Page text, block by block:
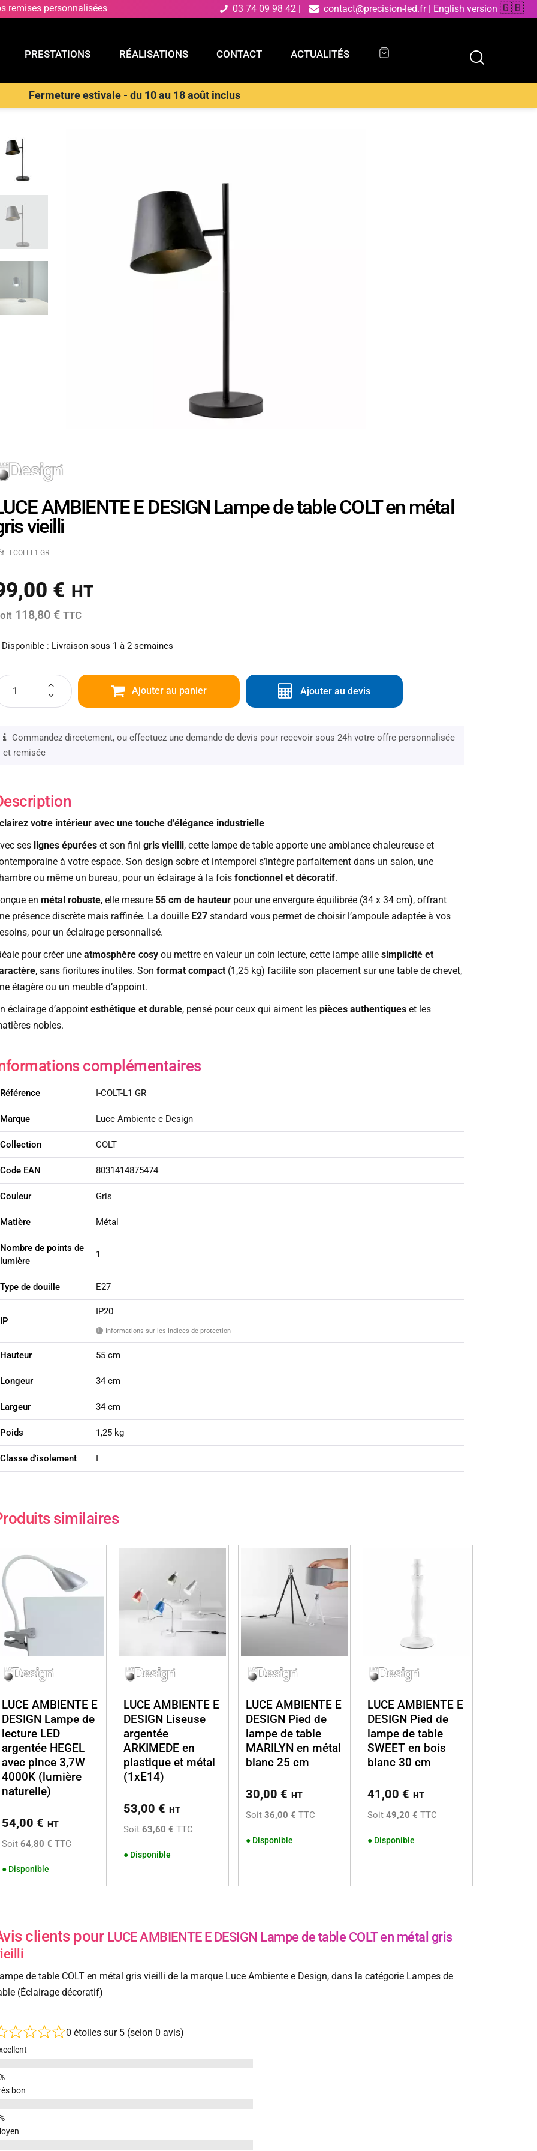
remises personnalisées 03 74 09 98 42 | contact@precision-led.fr | English version 🇬🇧
PRESTATIONS RÉALISATIONS CONTACT ACTUALITÉS
Fermeture estivale - du 10 au 18 août inclus
PRESTATIONS RÉALISATIONS CONTACT
de table>LUCE AMBIENTE E DESIGN Lampe de table COLT en métal gris vieilli
AMBIENTE E DESIGN Lampe de table COLT en métal
vieilli
: I-COLT-L1 GR
€ HT
118,80 € TTC
: Livraison sous 1 à 2 semaines
Ajouter au panier Ajouter au devis
Commandez directement, ou effectuez une demande de devis pour recevoir sous 24h votre offre personnalisée
et remisée
votre intérieur avec une touche d’élégance industrielle
ses lignes épuréeset son fini gris vieilli, cette lampe de table apporte une ambiance chaleureuse et
à votre espace. Son design sobre et intemporel s’intègre parfaitement dans un salon, une
ou même un bureau, pour un éclairage à la fois fonctionnel et décoratif.
en métal robuste, elle mesure 55 cm de hauteurpour une envergure équilibrée (34 x 34 cm), offrant
présence discrète mais raffinée. La douille E27standard vous permet de choisir l’ampoule adaptée à vos
pour un éclairage personnalisé.
pour créer une atmosphère cosyou mettre en valeur un coin lecture, cette lampe allie simplicité et
, sans fioritures inutiles. Son format compact(1,25 kg) facilite son placement sur une table de chevet,
étagère ou un meuble d’appoint.
éclairage d’appoint esthétique et durable, pensé pour ceux qui aiment les pièces authentiqueset les
nobles.
complémentaires
Référence I-COLT-L1 GR
Marque Luce Ambiente e Design
Collection COLT
Code EAN 8031414875474
Couleur Gris
Matière Métal
Nombre de points de
lumière
1
Type de douille E27
IP
IP20
i Informations sur les Indices de protection
Hauteur 55 cm
Longeur 34 cm
Largeur 34 cm
Poids 1,25 kg
Classe d'isolement I
similaires
LUCE AMBIENTE E
DESIGN Lampe de
lecture LED
argentée HEGEL
avec pince 3,7W
4000K (lumière
naturelle)
54,00 € HT
Soit 64,80 € TTC
● Disponible
LUCE AMBIENTE E
DESIGN Liseuse
argentée
ARKIMEDE en
plastique et métal
(1xE14)
53,00€ HT
Soit63,60 € TTC
● Disponible
LUCE AMBIENTE E
DESIGN Pied de
lampe de table
MARILYN en métal
blanc 25 cm
30,00 € HT
Soit 36,00 € TTC
● Disponible
LUCE AMBIENTE E
DESIGN Pied de
lampe de table
SWEET en bois
blanc 30 cm
41,00€ HT
Soit49,20 € TTC
● Disponible
clients pour LUCE AMBIENTE E DESIGN Lampe de table COLT en métal gris
de table COLT en métal gris vieilli de la marque Luce Ambiente e Design, dans la catégorie Lampes de
(Éclairage décoratif)
0 étoiles sur 5 (selon 0 avis)
bon